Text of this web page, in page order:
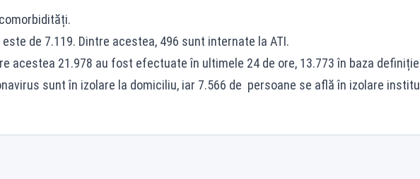
de 7.119. Dintre acestea, 496 sunt internate la ATI.
acestea 21.978 au fost efectuate în ultimele 24 de ore, 13.773 în baza
sunt în izolare la domiciliu, iar 7.566 de persoane se află în izolare